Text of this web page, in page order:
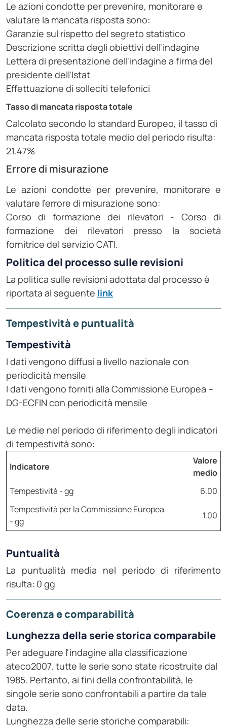
Le azioni condotte per prevenire, monitorare e
valutare la mancata risposta sono:
Garanzie sul rispetto del segreto statistico
Descrizione scritta degli obiettivi dell'indagine
Lettera di presentazione dell'indagine a firma del
presidente dell'Istat
Effettuazione di solleciti telefonici
Tasso di mancata risposta totale
Calcolato secondo lo standard Europeo, il tasso di
mancata risposta totale medio del periodo risulta:
21.47%
Errore di misurazione
Le azioni condotte per prevenire, monitorare e
valutare l'errore di misurazione sono:
Corso di formazione dei rilevatori - Corso di
formazione dei rilevatori presso la società
fornitrice del servizio CATI.
Politica del processo sulle revisioni
La politica sulle revisioni adottata dal processo è
riportata al seguente link
Tempestività e puntualità
Tempestività
I dati vengono diffusi a livello nazionale con
periodicità mensile
I dati vengono forniti alla Commissione Europea –
DG-ECFIN con periodicità mensile
Le medie nel periodo di riferimento degli indicatori
di tempestività sono:
Indicatore
Valore
medio
Tempestività - gg
6.00
Tempestività per la Commissione Europea
- gg
1.00
Puntualità
La puntualità media nel periodo di riferimento
risulta: 0 gg
Coerenza e comparabilità
Lunghezza della serie storica comparabile
Per adeguare l'indagine alla classificazione
ateco2007, tutte le serie sono state ricostruite dal
1985. Pertanto, ai fini della confrontabilità, le
singole serie sono confrontabili a partire da tale
data.
Lunghezza delle serie storiche comparabili: